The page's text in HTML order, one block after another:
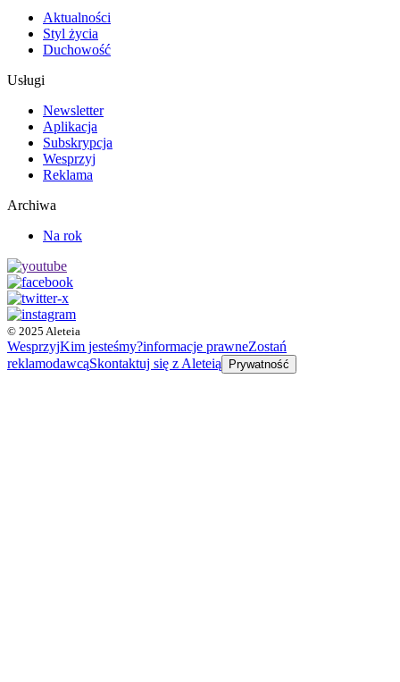
Aktualności
Styl życia
Duchowość
Usługi
Newsletter
Aplikacja
Subskrypcja
Wesprzyj
Reklama
Archiwa
Na rok
© 2025 Aleteia
WesprzyjKim jesteśmy?informacje prawneZostań
reklamodawcąSkontaktuj się z Aleteią Prywatność